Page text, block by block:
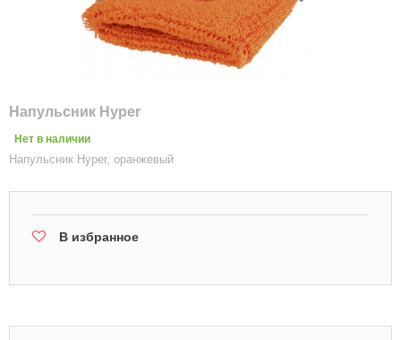
Напульсник Hyper
Нет в наличии
Напульсник Hyper, оранжевый
В избранное